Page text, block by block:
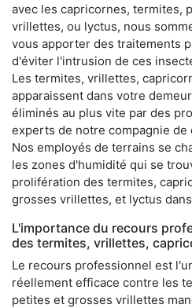
avec les capricornes, termites,
vrillettes, ou lyctus, nous
vous apporter des traitements
d'éviter l'intrusion de ces
Les termites, vrillettes,
apparaissent dans votre
éliminés au plus vite par des
experts de notre compagnie de
Nos employés de terrains se
les zones d'humidité qui se
prolifération des termites,
grosses vrillettes, et lyctus
L'importance du recours
des termites, vrillettes,
Le recours professionnel est
réellement efficace contre les
petites et grosses vrillettes